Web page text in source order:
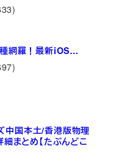
種網羅！最新iOS…
中国本土/香港版物理
まとめ【たぶんどこ